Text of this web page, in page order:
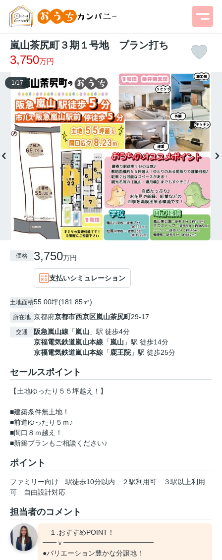
嵐山茶尻町３期１号地 プラン打ち
3,750万円
1 /17
価格 3,750万円
支払いシミュレーション
土地面積55.00坪(181.85㎡)
所在地 京都府京都市西京区嵐山茶尻町29-17
交通 阪急嵐山線 「嵐山 」駅 徒歩4分
京福電気鉄道嵐山本線 「嵐山 」駅 徒歩14分
京福電気鉄道嵐山本線 「 鹿王院 」駅 徒歩25分
セールスポイント
【土地ゆったり５５坪越え！】
■建築条件無土地！
■前道ゆったり５ｍ♪
■間口８ｍ越え！
■新築プランもご相談ください♪
ポイント
ファミリー向け 駅徒歩10分以内 ２駅利用可
３駅以上利用
可
自由設計対応
担当者のコメント
１.おすすめPOINT！
━━ｖ━━━━━━━━━━━━━
●バリエーション豊かな分譲地！